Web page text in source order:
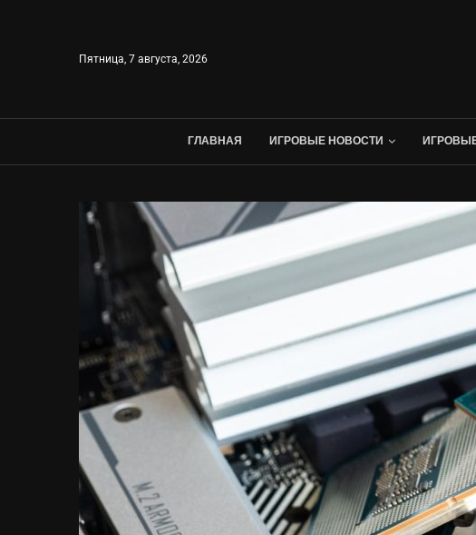
Пятница, 7 августа, 2026
ГЛАВНАЯ ИГРОВЫЕ НОВОСТИ